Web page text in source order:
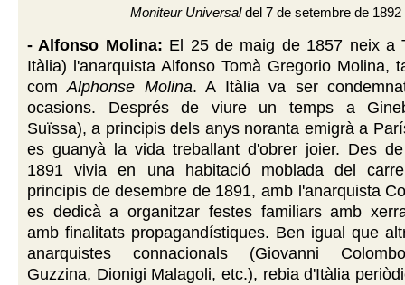
Moniteur Universaldel 7 de setembre de 1892
- Alfonso Molina: El 25 de maig de 1857 neix a
Itàlia) l'anarquista Alfonso Tomà Gregorio Molina,
comAlphonse Molina. A Itàlia va ser
ocasions. Després de viure un temps a
Suïssa), a principis dels anys noranta emigrà a
es guanyà la vida treballant d'obrer joier. Des
1891 vivia en una habitació moblada del
principis de desembre de 1891, amb l'anarquista
es dedicà a organitzar festes familiars amb
amb finalitats propagandístiques. Ben igual que
anarquistes connacionals (Giovanni
Guzzina, Dionigi Malagoli, etc.), rebia d'Itàlia